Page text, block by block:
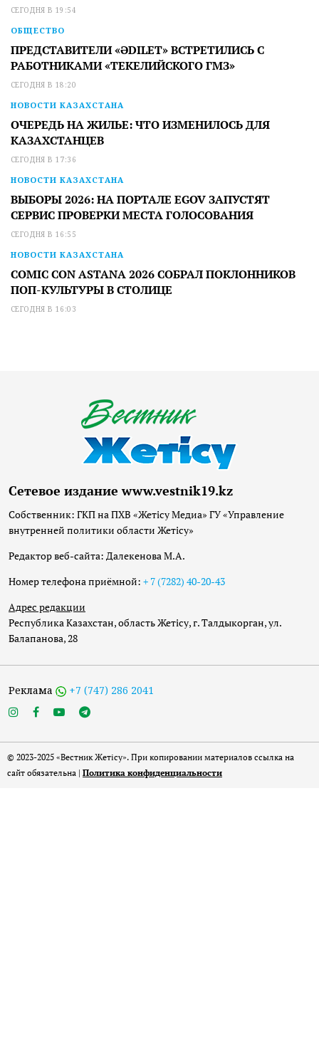
СЕГОДНЯ В 19:54
ОБЩЕСТВО
ПРЕДСТАВИТЕЛИ «ӘDILET» ВСТРЕТИЛИСЬ С
РАБОТНИКАМИ «ТЕКЕЛИЙСКОГО ГМЗ»
СЕГОДНЯ В 18:20
НОВОСТИ КАЗАХСТАНА
ОЧЕРЕДЬ НА ЖИЛЬЕ: ЧТО ИЗМЕНИЛОСЬ ДЛЯ
КАЗАХСТАНЦЕВ
СЕГОДНЯ В 17:36
НОВОСТИ КАЗАХСТАНА
ВЫБОРЫ 2026: НА ПОРТАЛЕ EGOV ЗАПУСТЯТ
СЕРВИС ПРОВЕРКИ МЕСТА ГОЛОСОВАНИЯ
СЕГОДНЯ В 16:55
НОВОСТИ КАЗАХСТАНА
COMIC CON ASTANA 2026 СОБРАЛ ПОКЛОННИКОВ
ПОП-КУЛЬТУРЫ В СТОЛИЦЕ
СЕГОДНЯ В 16:03
Сетевое издание www.vestnik19.kz
Собственник: ГКП на ПХВ «Жетісу Медиа» ГУ «Управление
внутренней политики области Жетісу»
Редактор веб-сайта: Далекенова М.А.
Номер телефона приёмной: + 7 (7282) 40-20-43
Адрес редакции
Республика Казахстан, область Жетісу, г. Талдыкорган, ул.
Балапанова, 28
Реклама +7 (747) 286 2041
© 2023-2025 «Вестник Жетісу». При копировании материалов ссылка на
сайт обязательна | Политика конфиденциальности